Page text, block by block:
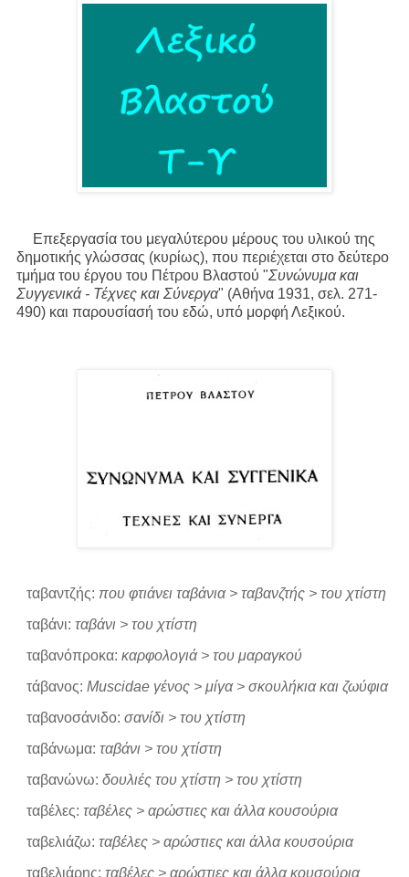
Επεξεργασία του μεγαλύτερου μέρους του υλικού της
δημοτικής γλώσσας (κυρίως), που περιέχεται στο δεύτερο
τμήμα του έργου του Πέτρου Βλαστού "Συνώνυμα και
Συγγενικά - Τέχνες και Σύνεργα" (Αθήνα 1931, σελ. 271-
490) και παρουσίασή του εδώ, υπό μορφή Λεξικού.
ταβαντζής: που φτιάνει ταβάνια > ταβανζτής > του χτίστη
ταβάνι: ταβάνι > του χτίστη
ταβανόπροκα: καρφολογιά > του μαραγκού
τάβανος: Muscidae γένος > μίγα > σκουλήκια και ζωύφια
ταβανοσάνιδο: σανίδι > του χτίστη
ταβάνωμα: ταβάνι > του χτίστη
ταβανώνω: δουλιές του χτίστη > του χτίστη
ταβέλες: ταβέλες > αρώστιες και άλλα κουσούρια
ταβελιάζω: ταβέλες > αρώστιες και άλλα κουσούρια
ταβελιάρης: ταβέλες > αρώστιες και άλλα κουσούρια